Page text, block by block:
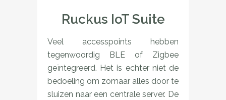
Ruckus IoT Suite
Veel accesspoints hebben
tegenwoordig BLE of Zigbee
geïntegreerd. Het is echter niet de
bedoeling om zomaar alles door te
sluizen naar een centrale server. De